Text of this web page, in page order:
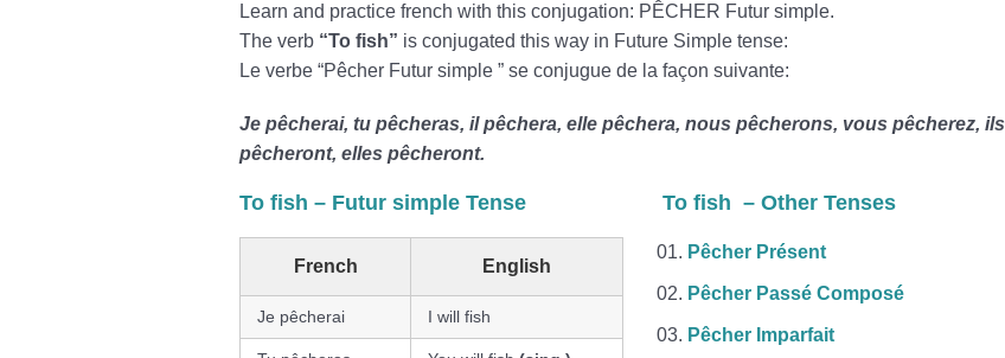
Learn and practice french with this conjugation: PÊCHER Futur simple.
The verb “To fish” is conjugated this way in Future Simple tense:
Le verbe “Pêcher Futur simple ” se conjugue de la façon suivante:
Je pêcherai, tu pêcheras, il pêchera, elle pêchera, nous pêcherons, vous pêcherez, ils
pêcheront, elles pêcheront.
To fish – Futur simple Tense
French English
Je pêcherai I will fish
To fish – Other Tenses
Pêcher Présent
Pêcher Passé Composé
Pêcher Imparfait